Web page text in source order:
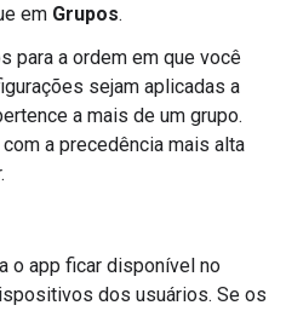
em Grupos.
para a ordem em que você
sejam aplicadas a
a mais de um grupo.
a precedência mais alta
o app ficar disponível no
dos usuários. Se os